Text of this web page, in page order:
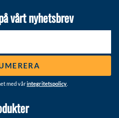
vårt nyhetsbrev
med vårintegritetspolicy